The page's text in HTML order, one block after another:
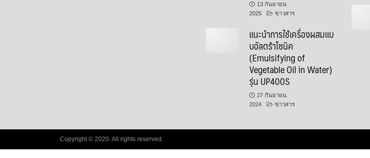
13 กันยายน
2025
ข่าวสาร
แนะนำการใช้เครื่องผสมแบ
บอัลตร้าโซนิค
(Emulsifying of
Vegetable Oil in Water)
รุ่น UP400S
27 กันยายน
2024
ข่าวสาร
Copyright © 2020. All rights reserved.